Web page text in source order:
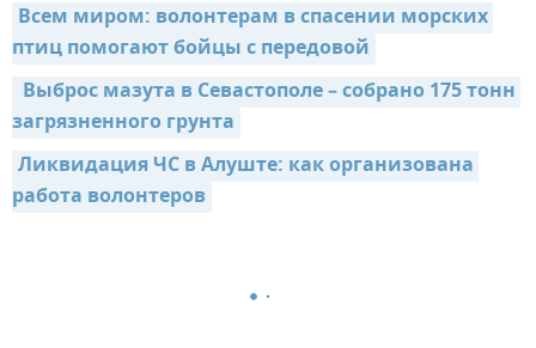
Всем миром: волонтерам в спасении морских
птиц помогают бойцы с передовой
загрязненного грунта
Ликвидация ЧС в Алуште: как организована
работа волонтеров